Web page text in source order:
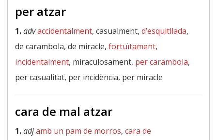
per atzar
1.advaccidentalment, casualment, d’esquitllada,
de carambola, de miracle, fortuïtament,
incidentalment, miraculosament, per carambola,
per casualitat, per incidència, per miracle
cara de mal atzar
1.adjamb un pam de morros, cara de